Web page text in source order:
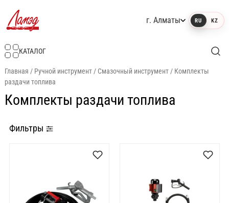
г. Алматы RU KZ
КАТАЛОГ
Главная / Ручной инструмент/ Смазочный инструмент/ Комплекты
раздачи топлива
Комплекты раздачи топлива
Фильтры